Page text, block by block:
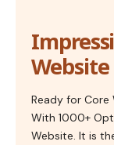
Ready for Core
With 1000+
Website. It is